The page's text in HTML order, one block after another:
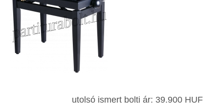
utolsó ismert bolti ár: 39.900 HUF